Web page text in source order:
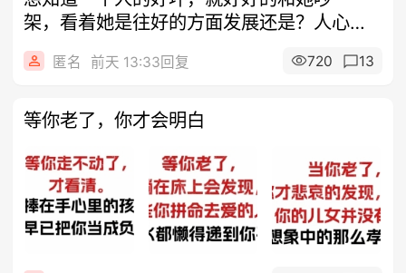
架，看着她是往好的方面发展还是？人心试
试就知
匿名 前天 13:33回复 720 13
等你老了，你才会明白